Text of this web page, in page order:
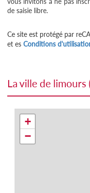
de saisie libre.
Ce site est protégé par
et es Conditions
la ville de limours
+
−